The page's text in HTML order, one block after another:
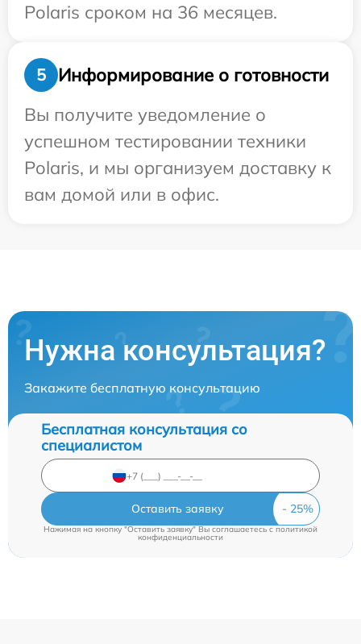
Polaris сроком на 36 месяцев.
5
Информирование о готовности
Вы получите уведомление о
успешном тестировании техники
Polaris, и мы организуем доставку к
вам домой или в офис.
Нужна консультация?
Закажите бесплатную консультацию
Бесплатная консультация со
специалистом
Оставить заявку
Нажимая на кнопку "Оставить заявку" Вы соглашаетесь cполитикой
конфиденциальности